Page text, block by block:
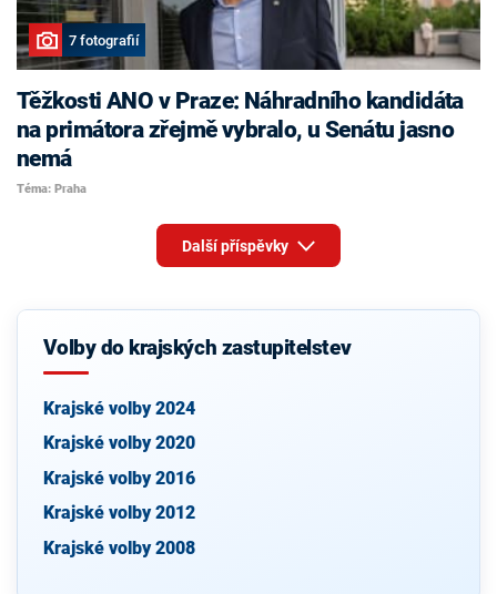
7 fotografií
Těžkosti ANO v Praze: Náhradního kandidáta
na primátora zřejmě vybralo, u Senátu jasno
nemá
Téma: Praha
Další příspěvky
Volby do krajských zastupitelstev
Krajské volby 2024
Krajské volby 2020
Krajské volby 2016
Krajské volby 2012
Krajské volby 2008